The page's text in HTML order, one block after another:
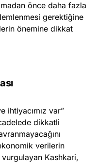
önce daha fazla
gerektiğine
önemine dikkat
ihtiyacımız var”
dikkatli
verilerin
Kashkari,